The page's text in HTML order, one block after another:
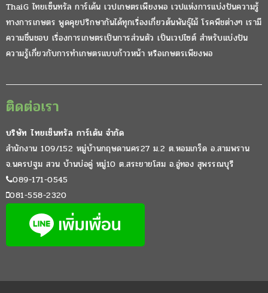
ThaiG ไทยเซ็นทรัล การ์เด้น เวปเกษตรเพียงพอ เวปแห่งการแบ่งปันความรู้
ทางการเกษตร พูดคุยปรึกษากันได้ทุกเรื่องเกี่ยวต้นพันธุ์ไม้ โรคพืชต่างๆ เรามี
ความชื่นชอบ เรื่องการเกษตรเป็นการส่วนตัว เป็นเวปไซต์ สำหรับแบ่งปัน
ความรู้เกี่ยวกับการทำเกษตรแบบก้าวหน้า หรือเกษตรเพียงพอ
ติดต่อเรา
บริษัท ไทยเซ็นทรัล การ์เด้น จำกัด
สำนักงาน 109/152 หมู่บ้านกฤษดานคร27 ม.2 ต.หอมเกร็ด อ.สามพราน
จ.นครปฐม สวน บ้านบ่อคู่ หมู่10 ต.สระยายโสม อ.อู่ทอง สุพรรณบุรี
089-171-0545
081-558-2320